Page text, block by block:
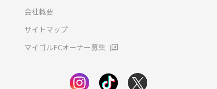
会社概要
サイトマップ
マイゴルFCオーナー募集